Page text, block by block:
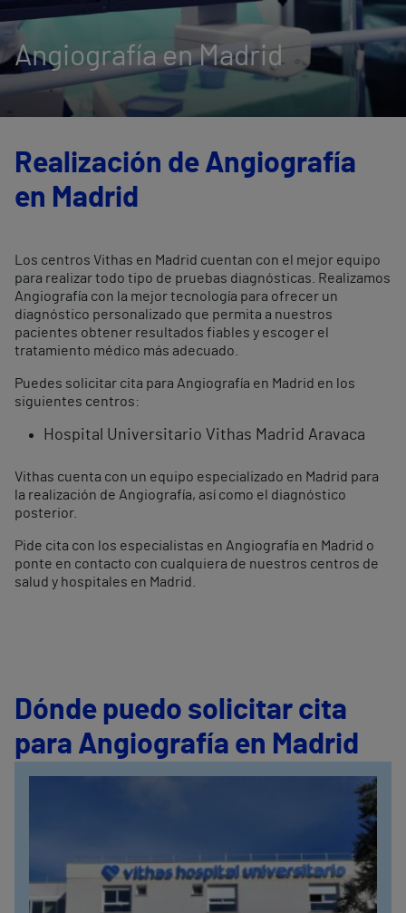
Angiografía en Madrid
Realización de Angiografía
en Madrid
Los centros Vithas en Madrid cuentan con el mejor equipo
para realizar todo tipo de pruebas diagnósticas. Realizamos
Angiografía con la mejor tecnología para ofrecer un
diagnóstico personalizado que permita a nuestros
pacientes obtener resultados fiables y escoger el
tratamiento médico más adecuado.
Puedes solicitar cita para Angiografía en Madrid en los
siguientes centros:
Hospital Universitario Vithas Madrid Aravaca
Vithas cuenta con un equipo especializado en Madrid para
la realización de Angiografía, así como el diagnóstico
posterior.
Pide cita con los especialistas en Angiografía en Madrid o
ponte en contacto con cualquiera de nuestros centros de
salud y hospitales en Madrid.
Dónde puedo solicitar cita
para Angiografía en Madrid